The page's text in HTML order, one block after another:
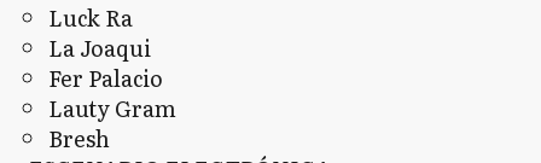
Luck Ra
La Joaqui
Fer Palacio
Lauty Gram
Bresh